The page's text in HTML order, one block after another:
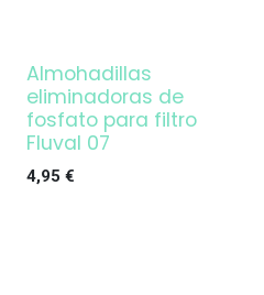
Almohadillas
eliminadoras de
fosfato para filtro
Fluval 07
4,95 €